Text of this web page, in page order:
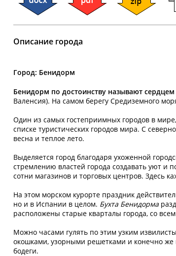
Описание города
Город: Бенидорм
Бенидорм по достоинству называют
Валенсия). На самом берегу Средиземного
Один из самых гостеприимных городов в
списке туристических городов мира. С
весна и теплое лето.
Выделяется город благодаря ухоженной
стремлению властей города создавать уют и
сотни магазинов и торговых центров. Здесь
На этом морском курорте праздник
но и в Испании в целом. Бухта Бенидорма
расположены старые кварталы города, со
Можно часами гулять по этим узким
окошками, узорными решетками и конечно
бодеги.